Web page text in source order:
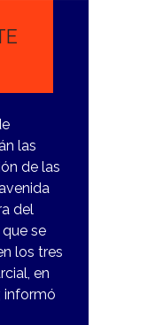
las
de las
del
se
los tres
en
informó